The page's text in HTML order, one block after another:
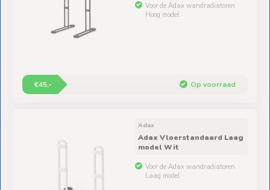
Voor de Adax wandradiatoren
Hoog model
€45,- Op voorraad
Adax
Adax Vloerstandaard Laag
model Wit
Voor de Adax wandradiatoren
Laag model